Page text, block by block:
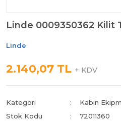
Linde 0009350362 Kilit
Linde
2.140,07 TL + KDV
Kategori
Kabin
Stok Kodu
72011360